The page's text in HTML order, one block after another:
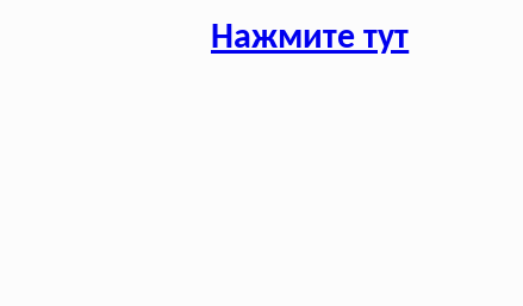
Нажмите тут